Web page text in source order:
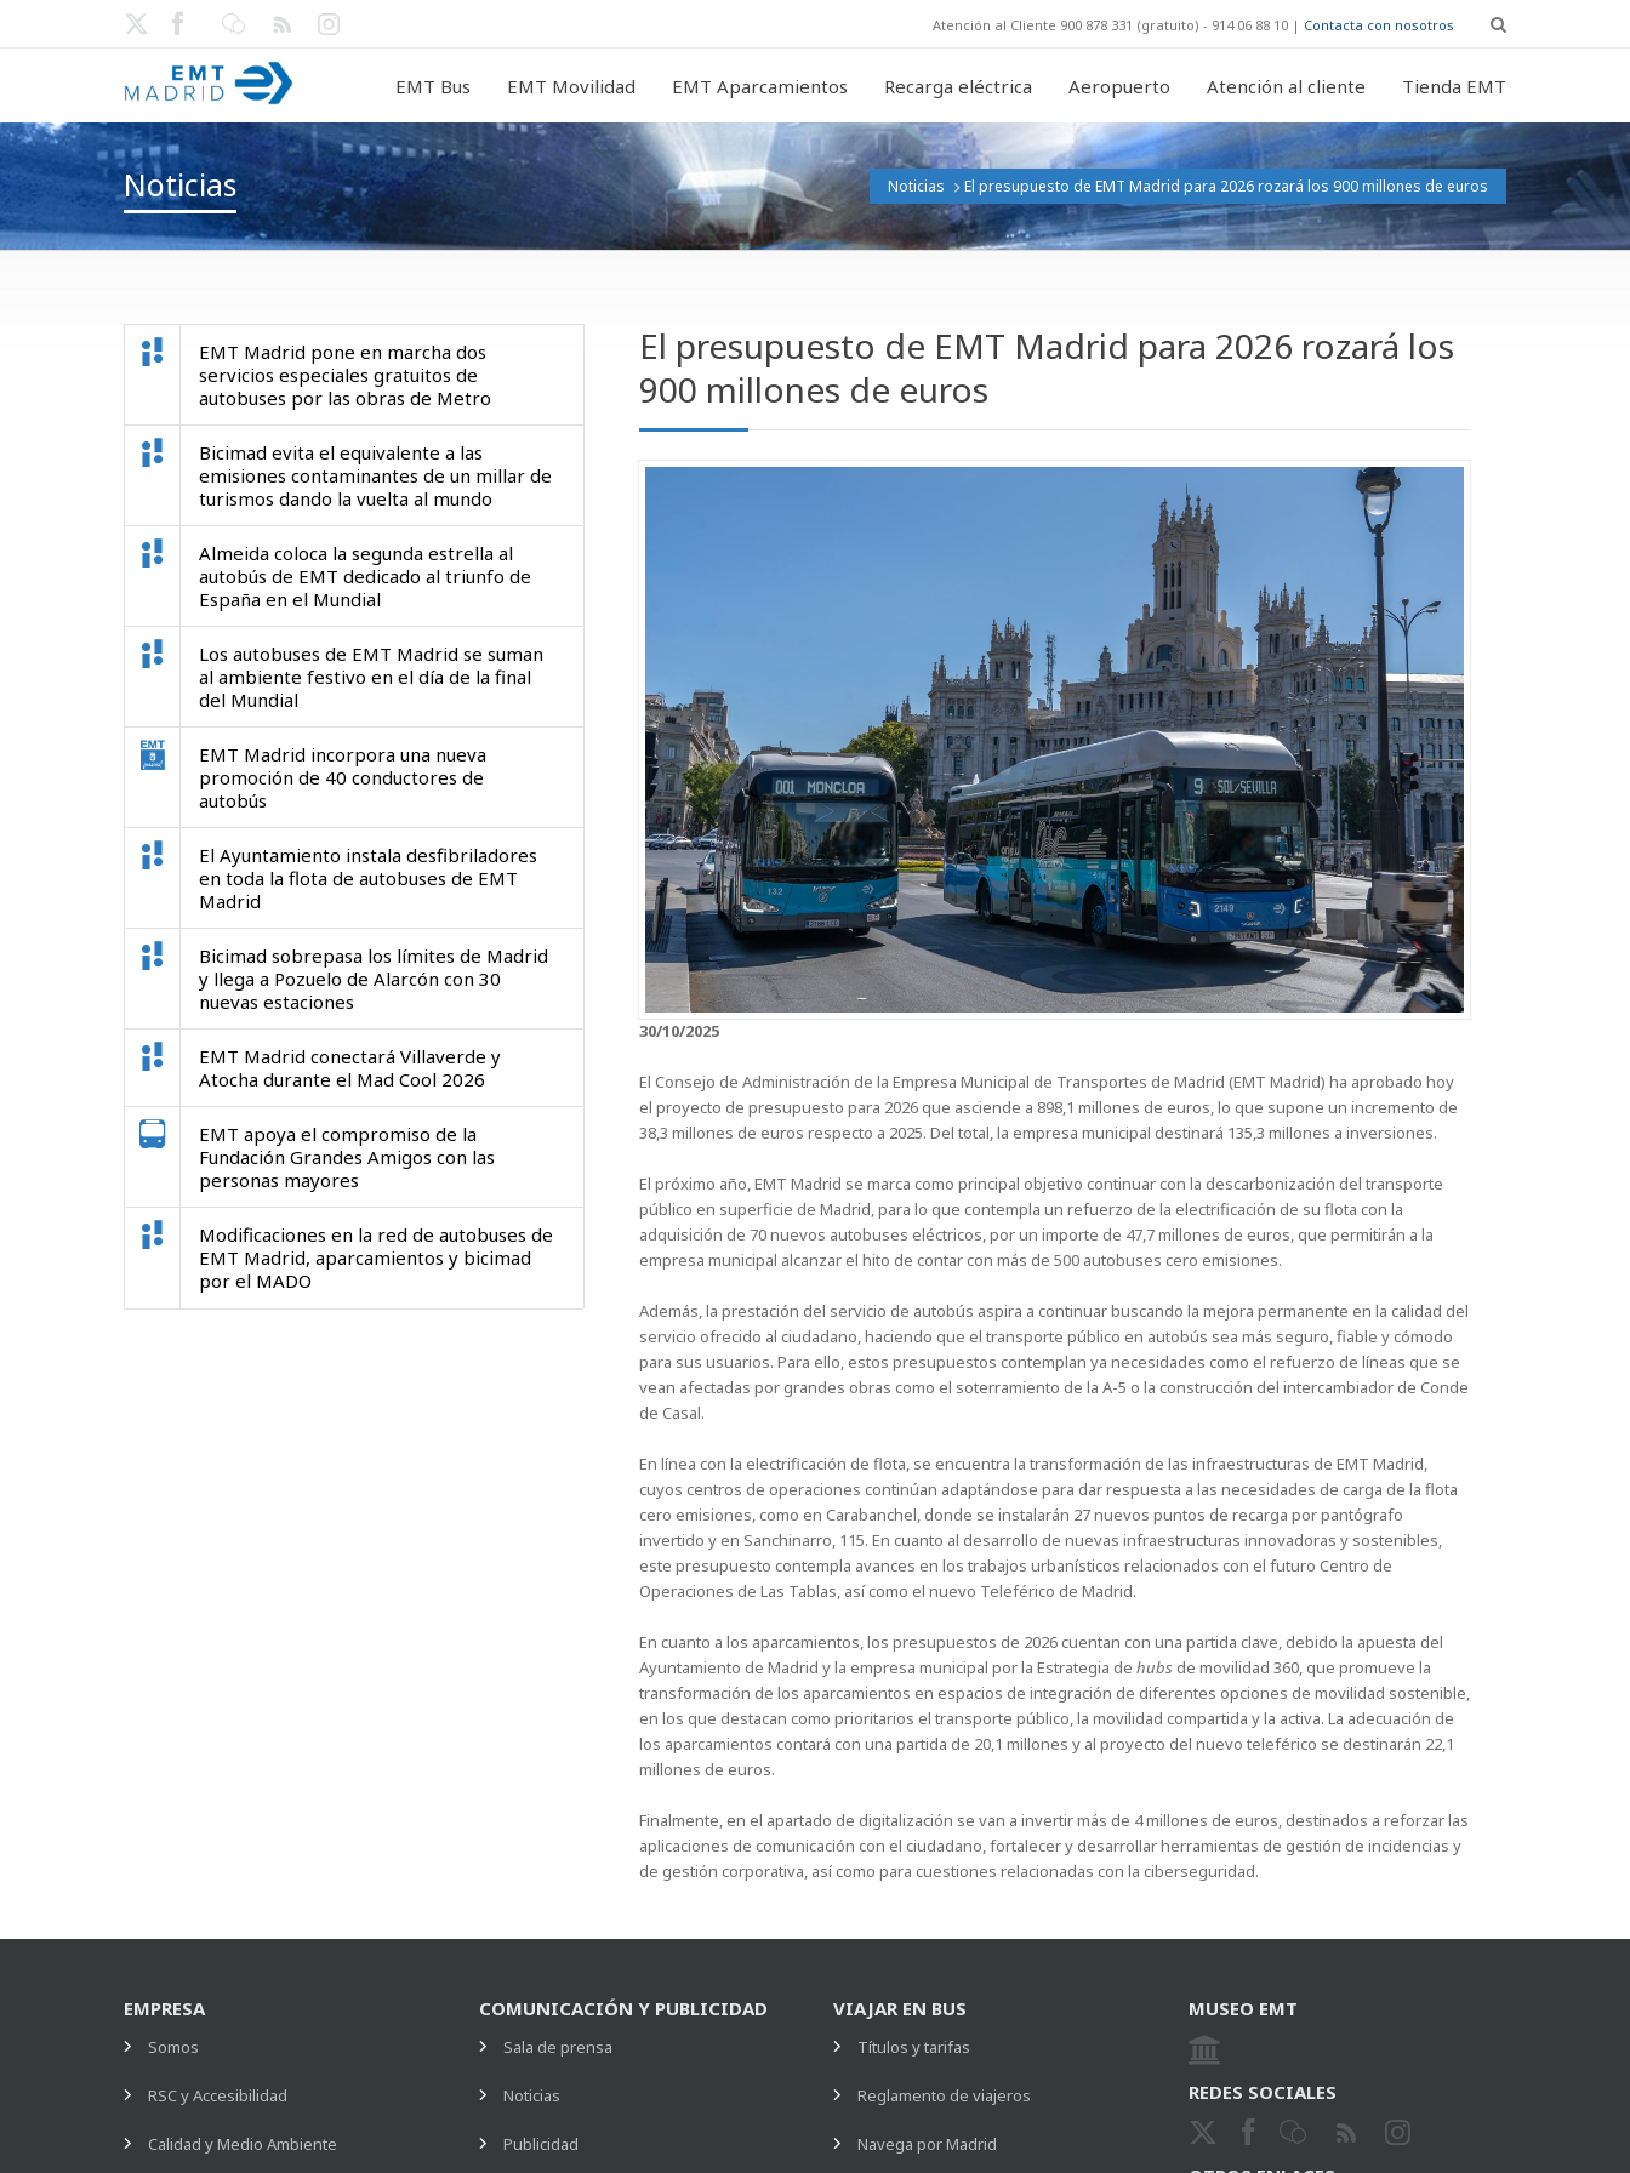
Atención al Cliente 900 878 331 (gratuito) - 914 06 88 10 | Contacta con nosotros
EMT Bus EMT Movilidad EMT Aparcamientos Recarga eléctrica Aeropuerto Atención al cliente Tienda EMT
Noticias Noticias El presupuesto de EMT Madrid para 2026 rozará los 900 millones de euros
EMT Madrid pone en marcha dos
servicios especiales gratuitos de
autobuses por las obras de Metro
Bicimad evita el equivalente a las
emisiones contaminantes de un millar de
turismos dando la vuelta al mundo
Almeida coloca la segunda estrella al
autobús de EMT dedicado al triunfo de
España en el Mundial
Los autobuses de EMT Madrid se suman
al ambiente festivo en el día de la final
del Mundial
EMT Madrid incorpora una nueva
promoción de 40 conductores de
autobús
El Ayuntamiento instala desfibriladores
en toda la flota de autobuses de EMT
Madrid
Bicimad sobrepasa los límites de Madrid
y llega a Pozuelo de Alarcón con 30
nuevas estaciones
EMT Madrid conectará Villaverde y
Atocha durante el Mad Cool 2026
EMT apoya el compromiso de la
Fundación Grandes Amigos con las
personas mayores
Modificaciones en la red de autobuses de
EMT Madrid, aparcamientos y bicimad
por el MADO
El presupuesto de EMT Madrid para 2026 rozará los
900 millones de euros
30/10/2025
El Consejo de Administración de la Empresa Municipal de Transportes de Madrid (EMT Madrid) ha aprobado hoy
el proyecto de presupuesto para 2026 que asciende a 898,1 millones de euros, lo que supone un incremento de
38,3 millones de euros respecto a 2025. Del total, la empresa municipal destinará 135,3 millones a inversiones.
El próximo año, EMT Madrid se marca como principal objetivo continuar con la descarbonización del transporte
público en superficie de Madrid, para lo que contempla un refuerzo de la electrificación de su flota con la
adquisición de 70 nuevos autobuses eléctricos, por un importe de 47,7 millones de euros, que permitirán a la
empresa municipal alcanzar el hito de contar con más de 500 autobuses cero emisiones.
Además, la prestación del servicio de autobús aspira a continuar buscando la mejora permanente en la calidad del
servicio ofrecido al ciudadano, haciendo que el transporte público en autobús sea más seguro, fiable y cómodo
para sus usuarios. Para ello, estos presupuestos contemplan ya necesidades como el refuerzo de líneas que se
vean afectadas por grandes obras como el soterramiento de la A-5 o la construcción del intercambiador de Conde
de Casal.
En línea con la electrificación de flota, se encuentra la transformación de las infraestructuras de EMT Madrid,
cuyos centros de operaciones continúan adaptándose para dar respuesta a las necesidades de carga de la flota
cero emisiones, como en Carabanchel, donde se instalarán 27 nuevos puntos de recarga por pantógrafo
invertido y en Sanchinarro, 115. En cuanto al desarrollo de nuevas infraestructuras innovadoras y sostenibles,
este presupuesto contempla avances en los trabajos urbanísticos relacionados con el futuro Centro de
Operaciones de Las Tablas, así como el nuevo Teleférico de Madrid.
En cuanto a los aparcamientos, los presupuestos de 2026 cuentan con una partida clave, debido la apuesta del
Ayuntamiento de Madrid y la empresa municipal por la Estrategia de hubs de movilidad 360, que promueve la
transformación de los aparcamientos en espacios de integración de diferentes opciones de movilidad sostenible,
en los que destacan como prioritarios el transporte público, la movilidad compartida y la activa. La adecuación de
los aparcamientos contará con una partida de 20,1 millones y al proyecto del nuevo teleférico se destinarán 22,1
millones de euros.
Finalmente, en el apartado de digitalización se van a invertir más de 4 millones de euros, destinados a reforzar las
aplicaciones de comunicación con el ciudadano, fortalecer y desarrollar herramientas de gestión de incidencias y
de gestión corporativa, así como para cuestiones relacionadas con la ciberseguridad.
EMPRESA
Somos
RSC y Accesibilidad
Calidad y Medio Ambiente
COMUNICACIÓN Y PUBLICIDAD
Sala de prensa
Noticias
Publicidad
VIAJAR EN BUS
Títulos y tarifas
Reglamento de viajeros
Navega por Madrid
MUSEO EMT
REDES SOCIALES